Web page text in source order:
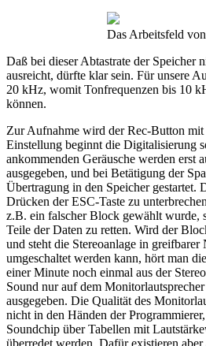
Das Arbeitsfeld
Daß bei dieser Abtastrate der Speicher
ausreicht, dürfte klar sein. Für unsere
20 kHz, womit Tonfrequenzen bis 10
können.
Zur Aufnahme wird der Rec-Button mit
Einstellung beginnt die Digitalisierung
ankommenden Geräusche werden erst
ausgegeben, und bei Betätigung der
Übertragung in den Speicher gestartet.
Drücken der ESC-Taste zu
z.B. ein falscher Block gewählt wurde,
Teile der Daten zu retten. Wird der
und steht die Stereoanlage in greifbarer
umgeschaltet werden kann, hört man
einer Minute noch einmal aus der
Sound nur auf dem
ausgegeben. Die Qualität des
nicht in den Händen der
Soundchip über Tabellen mit